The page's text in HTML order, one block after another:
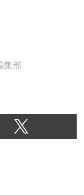
集部